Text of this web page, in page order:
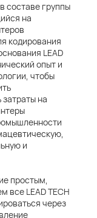
составе группы
на
кодирования
LEAD
опыт и
чтобы
на
и
простым,
все LEAD TECH
через